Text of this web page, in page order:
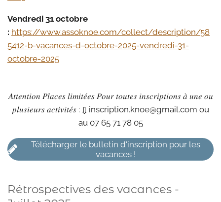
Vendredi 31 octobre
: https://www.assoknoe.com/collect/description/58
5412-b-vacances-d-octobre-2025-vendredi-31-
octobre-2025
𝐴𝑡𝑡𝑒𝑛𝑡𝑖𝑜𝑛 𝑃𝑙𝑎𝑐𝑒𝑠 𝑙𝑖𝑚𝑖𝑡𝑒́𝑒𝑠 𝑃𝑜𝑢𝑟 𝑡𝑜𝑢𝑡𝑒𝑠 𝑖𝑛𝑠𝑐𝑟𝑖𝑝𝑡𝑖𝑜𝑛𝑠 𝑎̀ 𝑢𝑛𝑒 𝑜𝑢
𝑝𝑙𝑢𝑠𝑖𝑒𝑢𝑟𝑠 𝑎𝑐𝑡𝑖𝑣𝑖𝑡𝑒́𝑠 : ⇩ inscription.knoe@gmail.com ou
au 07 65 71 78 05
Télécharger le bulletin d'inscription pour les
vacances !
Rétrospectives des vacances -